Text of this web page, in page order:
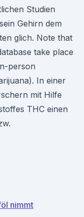
Studien
Gehirn dem
glich. Note that
take place
person
In einer
mit Hilfe
THC einen
nimmt